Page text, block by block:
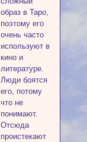
образ в Таро,
поэтому его
очень часто
используют в
кино и
литературе.
Люди боятся
его, потому
что не
понимают.
Отсюда
проистекают